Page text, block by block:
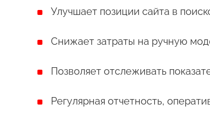
Улучшает позиции сайта в
Снижает затраты на ручную
Позволяет отслеживать
Регулярная отчетность,